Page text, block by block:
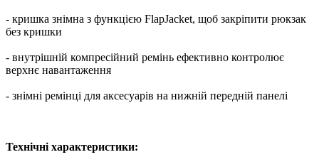
- кришка знімна з функцією FlapJacket, щоб закріпити рюкзак
без кришки
- внутрішній компресійний ремінь ефективно контролює
верхнє навантаження
- знімні ремінці для аксесуарів на нижній передній панелі
Технічні характеристики: